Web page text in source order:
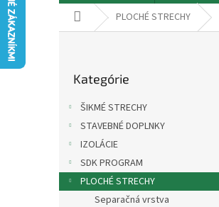
DomovPLOCHÉ STRECHY
kategórie
Kategórie
ŠIKMÉ STRECHY
STAVEBNÉ DOPLNKY
IZOLÁCIE
SDK PROGRAM
PLOCHÉ STRECHY
Separačná vrstva